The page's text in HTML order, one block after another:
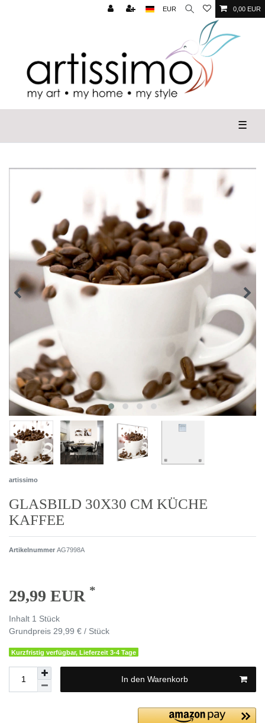
EUR 0,00 EUR
☰
artissimo
GLASBILD 30X30 CM KÜCHE
KAFFEE
Artikelnummer AG7998A
29,99 EUR *
Inhalt 1 Stück
Grundpreis 29,99 € / Stück
Kurzfristig verfügbar, Lieferzeit 3-4 Tage
In den Warenkorb